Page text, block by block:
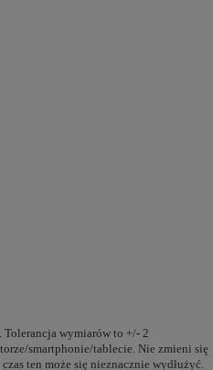
wymiarów to +/- 2
smartphonie/tablecie. Nie zmieni się
ten może się nieznacznie wydłużyć.